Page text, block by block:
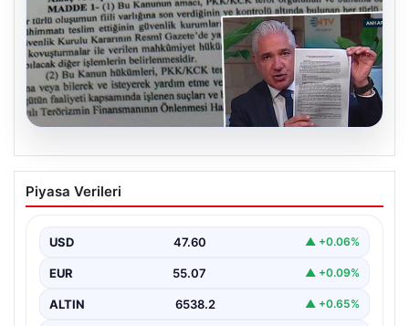
Süreç yasası teklifi tamamlandı. İşte
madde madde kanun teklifi ve
Piyasa Verileri
USD 47.60 ▲ +0.06%
EUR 55.07 ▲ +0.09%
ALTIN 6538.2 ▲ +0.65%